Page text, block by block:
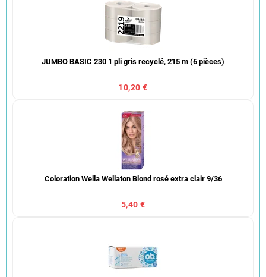
JUMBO BASIC 230 1 pli gris recyclé, 215 m (6 pièces)
10,20 €
Coloration Wella Wellaton Blond rosé extra clair 9/36
5,40 €